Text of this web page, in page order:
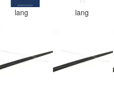
lang lang